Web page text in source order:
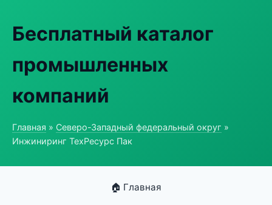
Бесплатный каталог
промышленных
компаний
Главная » Северо-Западный федеральный округ »
Инжиниринг ТехРесурс Пак
🏠 Главная